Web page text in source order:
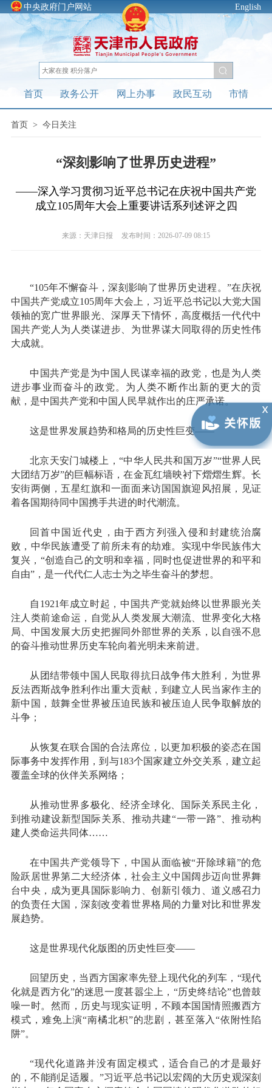
中央政府门户网站 English
首页 政务公开 网上办事 政民互动 市情
首页> 今日关注
“深刻影响了世界历史进程”
——深入学习贯彻习近平总书记在庆祝中国共产党
成立105周年大会上重要讲话系列述评之四
来源：天津日报 发布时间：2026-07-09 08:15
“105年不懈奋斗，深刻影响了世界历史进程。”在庆祝
中国共产党成立105周年大会上，习近平总书记以大党大国
领袖的宽广世界眼光、深厚天下情怀，高度概括一代代中
国共产党人为人类谋进步、为世界谋大同取得的历史性伟
大成就。
中国共产党是为中国人民谋幸福的政党，也是为人类
进步事业而奋斗的政党。为人类不断作出新的更大的贡
献，是中国共产党和中国人民早就作出的庄严承诺。
这是世界发展趋势和格局的历史性巨变——
北京天安门城楼上，“中华人民共和国万岁”“世界人民
大团结万岁”的巨幅标语，在金瓦红墙映衬下熠熠生辉。长
安街两侧，五星红旗和一面面来访国国旗迎风招展，见证
着各国期待同中国携手共进的时代潮流。
回首中国近代史，由于西方列强入侵和封建统治腐
败，中华民族遭受了前所未有的劫难。实现中华民族伟大
复兴，“创造自己的文明和幸福，同时也促进世界的和平和
自由”，是一代代仁人志士为之毕生奋斗的梦想。
自1921年成立时起，中国共产党就始终以世界眼光关
注人类前途命运，自觉从人类发展大潮流、世界变化大格
局、中国发展大历史把握同外部世界的关系，以自强不息
的奋斗推动世界历史车轮向着光明未来前进。
从团结带领中国人民取得抗日战争伟大胜利，为世界
反法西斯战争胜利作出重大贡献，到建立人民当家作主的
新中国，鼓舞全世界被压迫民族和被压迫人民争取解放的
斗争；
从恢复在联合国的合法席位，以更加积极的姿态在国
际事务中发挥作用，到与183个国家建立外交关系，建立起
覆盖全球的伙伴关系网络；
从推动世界多极化、经济全球化、国际关系民主化，
到推动建设新型国际关系、推动共建“一带一路”、推动构
建人类命运共同体……
在中国共产党领导下，中国从面临被“开除球籍”的危
险跃居世界第二大经济体，社会主义中国阔步迈向世界舞
台中央，成为更具国际影响力、创新引领力、道义感召力
的负责任大国，深刻改变着世界格局的力量对比和世界发
展趋势。
这是世界现代化版图的历史性巨变——
回望历史，当西方国家率先登上现代化的列车，“现代
化就是西方化”的迷思一度甚嚣尘上，“历史终结论”也曾鼓
噪一时。然而，历史与现实证明，不顾本国国情照搬西方
模式，难免上演“南橘北枳”的悲剧，甚至落入“依附性陷
阱”。
“现代化道路并没有固定模式，适合自己的才是最好
的，不能削足适履。”习近平总书记以宏阔的大历史观深刻